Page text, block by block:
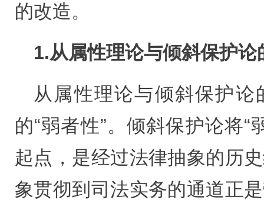
的改造。
1.从属性理论与倾斜保护论
从属性理论与倾斜保护论
的“弱者性”。倾斜保护论将
起点，是经过法律抽象的历
象贯彻到司法实务的通道正